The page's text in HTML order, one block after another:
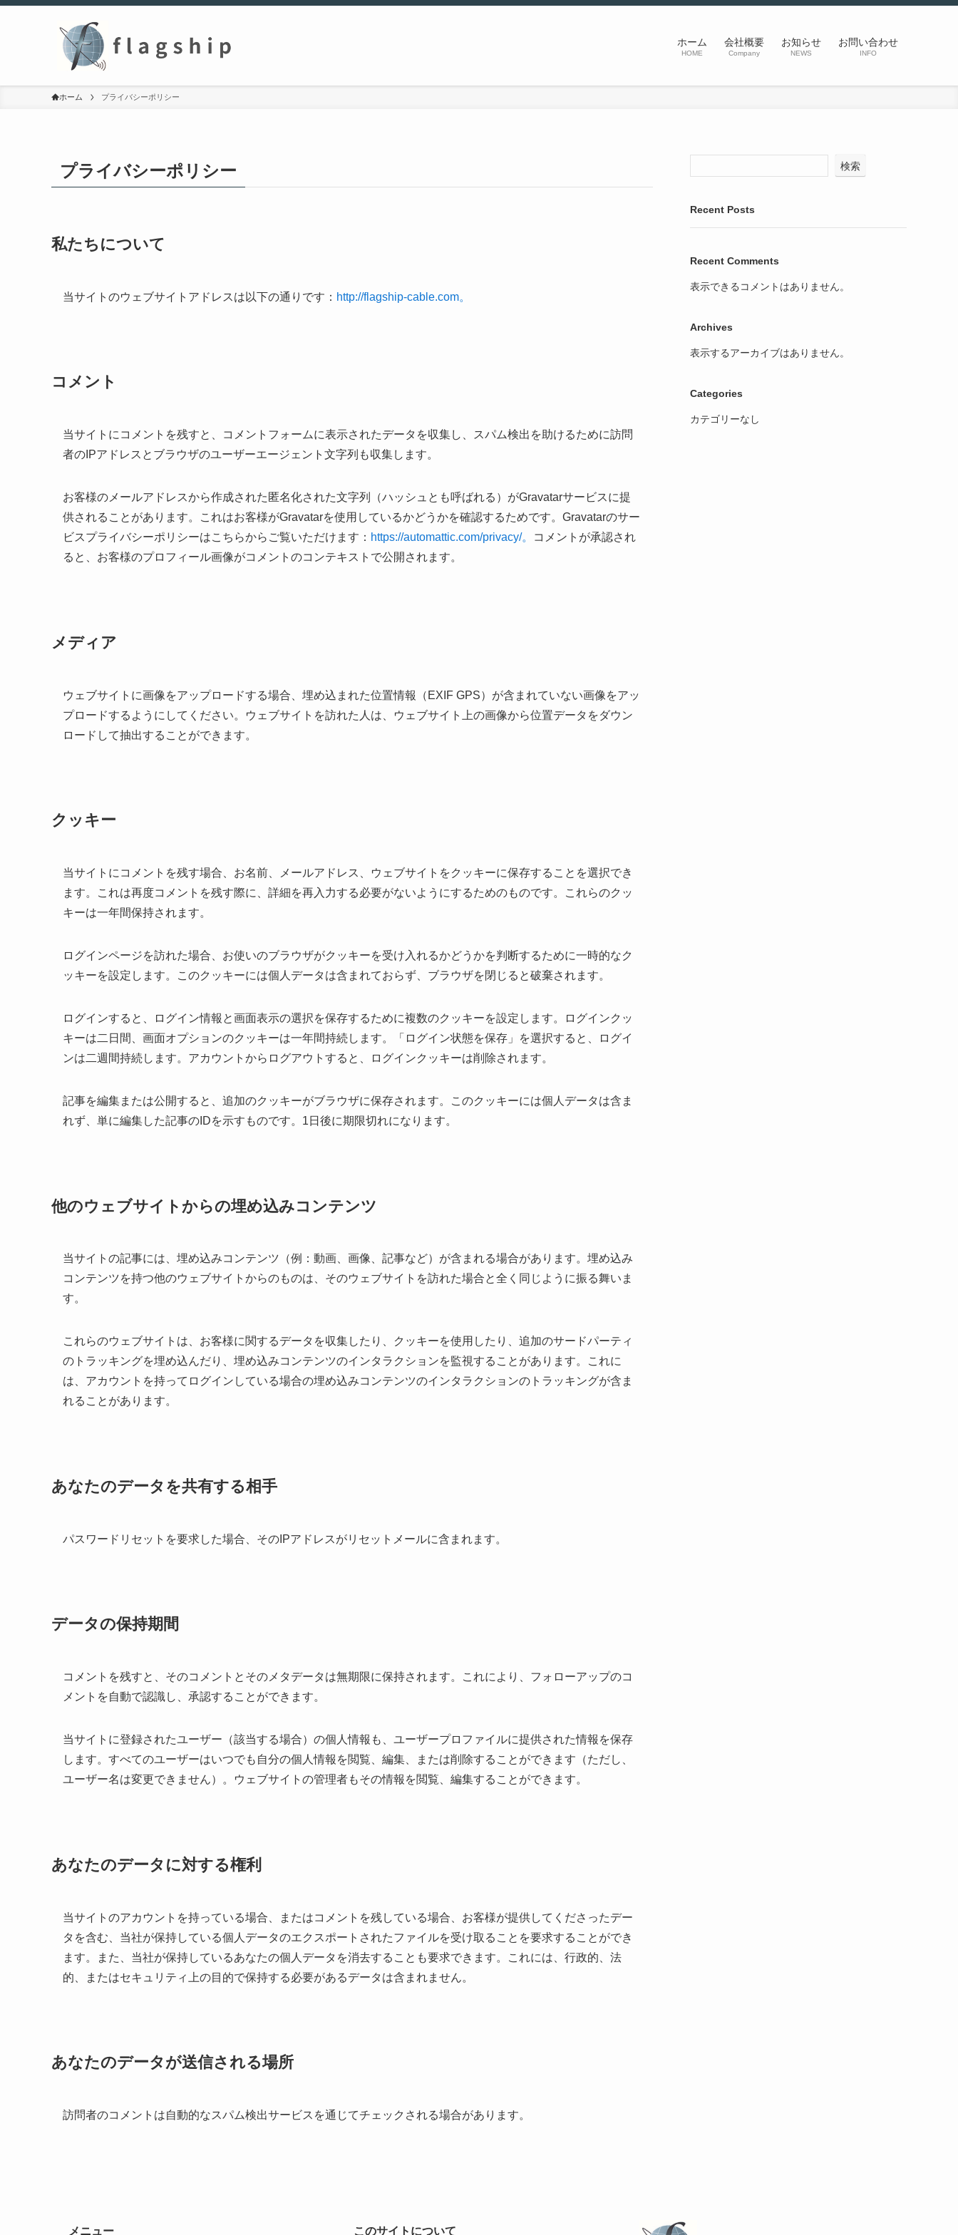
ホーム
HOME
会社概要
Company
お知らせ
NEWS
お問い合わせ
INFO
ホーム プライバシーポリシー
プライバシーポリシー
私たちについて
当サイトのウェブサイトアドレスは以下の通りです： http://flagship-cable.com。
コメント
当サイトにコメントを残すと、コメントフォームに表示されたデータを収集し、スパム検出を助けるために訪問
者のIPアドレスとブラウザのユーザーエージェント文字列も収集します。
お客様のメールアドレスから作成された匿名化された文字列（ハッシュとも呼ばれる）がGravatarサービスに提
供されることがあります。これはお客様がGravatarを使用しているかどうかを確認するためです。Gravatarのサー
ビスプライバシーポリシーはこちらからご覧いただけます： https://automattic.com/privacy/。
コメントが承認され
ると、お客様のプロフィール画像がコメントのコンテキストで公開されます。
メディア
ウェブサイトに画像をアップロードする場合、埋め込まれた位置情報（EXIF GPS）が含まれていない画像をアッ
プロードするようにしてください。ウェブサイトを訪れた人は、ウェブサイト上の画像から位置データをダウン
ロードして抽出することができます。
クッキー
当サイトにコメントを残す場合、お名前、メールアドレス、ウェブサイトをクッキーに保存することを選択でき
ます。これは再度コメントを残す際に、詳細を再入力する必要がないようにするためのものです。これらのクッ
キーは一年間保持されます。
ログインページを訪れた場合、お使いのブラウザがクッキーを受け入れるかどうかを判断するために一時的なク
ッキーを設定します。このクッキーには個人データは含まれておらず、ブラウザを閉じると破棄されます。
ログインすると、ログイン情報と画面表示の選択を保存するために複数のクッキーを設定します。ログインクッ
キーは二日間、画面オプションのクッキーは一年間持続します。「ログイン状態を保存」を選択すると、ログイ
ンは二週間持続します。アカウントからログアウトすると、ログインクッキーは削除されます。
記事を編集または公開すると、追加のクッキーがブラウザに保存されます。このクッキーには個人データは含ま
れず、単に編集した記事のIDを示すものです。1日後に期限切れになります。
他のウェブサイトからの埋め込みコンテンツ
当サイトの記事には、埋め込みコンテンツ（例：動画、画像、記事など）が含まれる場合があります。埋め込み
コンテンツを持つ他のウェブサイトからのものは、そのウェブサイトを訪れた場合と全く同じように振る舞いま
す。
これらのウェブサイトは、お客様に関するデータを収集したり、クッキーを使用したり、追加のサードパーティ
のトラッキングを埋め込んだり、埋め込みコンテンツのインタラクションを監視することがあります。これに
は、アカウントを持ってログインしている場合の埋め込みコンテンツのインタラクションのトラッキングが含ま
れることがあります。
あなたのデータを共有する相手
パスワードリセットを要求した場合、そのIPアドレスがリセットメールに含まれます。
データの保持期間
コメントを残すと、そのコメントとそのメタデータは無期限に保持されます。これにより、フォローアップのコ
メントを自動で認識し、承認することができます。
当サイトに登録されたユーザー（該当する場合）の個人情報も、ユーザープロファイルに提供された情報を保存
します。すべてのユーザーはいつでも自分の個人情報を閲覧、編集、または削除することができます（ただし、
ユーザー名は変更できません）。ウェブサイトの管理者もその情報を閲覧、編集することができます。
あなたのデータに対する権利
当サイトのアカウントを持っている場合、またはコメントを残している場合、お客様が提供してくださったデー
タを含む、当社が保持している個人データのエクスポートされたファイルを受け取ることを要求することができ
ます。また、当社が保持しているあなたの個人データを消去することも要求できます。これには、行政的、法
的、またはセキュリティ上の目的で保持する必要があるデータは含まれません。
あなたのデータが送信される場所
訪問者のコメントは自動的なスパム検出サービスを通じてチェックされる場合があります。
検索
Recent Posts
Recent Comments
表示できるコメントはありません。
Archives
表示するアーカイブはありません。
Categories
カテゴリーなし
メニュー このサイトについて